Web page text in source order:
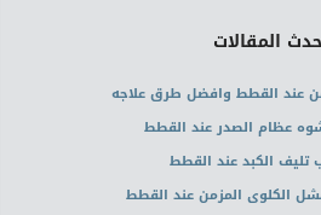
المقالات
عند القطط وافضل طرق علاجه
عظام الصدر عند القطط
تليف الكبد عند القطط
الكلوى المزمن عند القطط